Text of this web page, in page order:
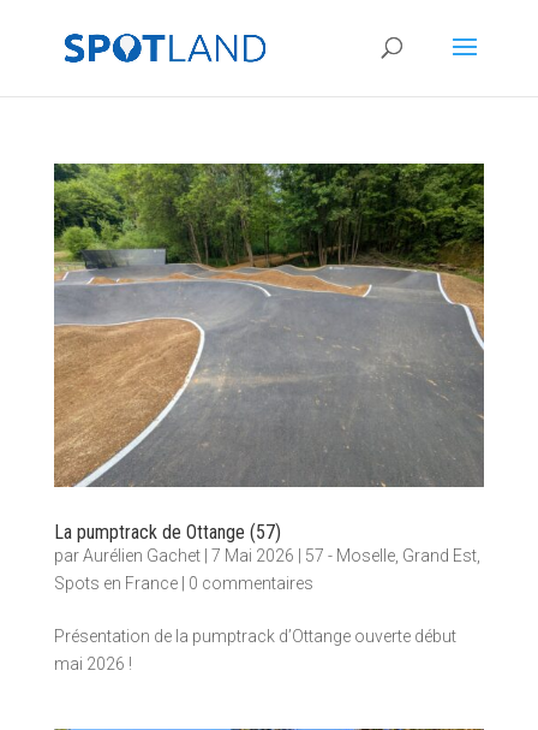
La pumptrack de Ottange (57)
parAurélien Gachet| 7 Mai 2026 57 - Moselle, Grand Est,
Spots en France| 0 commentaires
Présentation de la pumptrack d’Ottange ouverte début
mai 2026 !